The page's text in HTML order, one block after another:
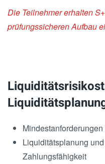
Die Teilnehmer erhalten
prüfungssicheren Aufbau
Liquiditätsplanung
Zahlungsfähigkeit